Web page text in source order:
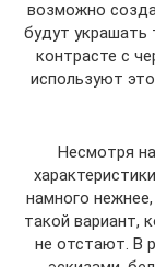
возможно
будут украшать
контрасте с
используют
Несмотря
намного
такой вариант,
не отстают. В